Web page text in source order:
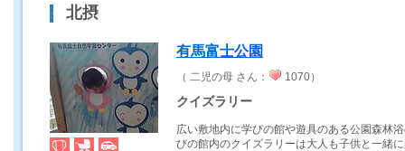
北摂
有馬富士公園
（ 二児の母 さん： 1070）
クイズラリー
広い敷地内に学びの館や遊具のある公園森林
びの館内のクイズラリーは大人も子供と一緒